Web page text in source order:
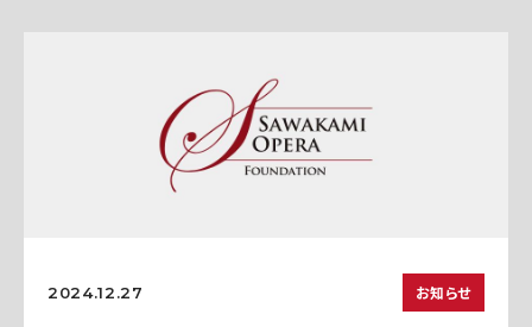
2024.12.27 お知らせ